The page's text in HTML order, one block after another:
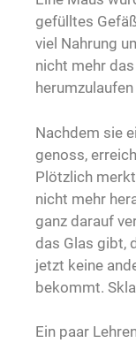
gefülltes
viel Nahrung
nicht mehr
Nachdem sie
genoss,
Plötzlich
nicht mehr
ganz darauf
das Glas gibt,
jetzt keine
bekommt.
Ein paar